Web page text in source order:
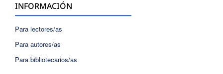
INFORMACIÓN
Para lectores/as
Para autores/as
Para bibliotecarios/as